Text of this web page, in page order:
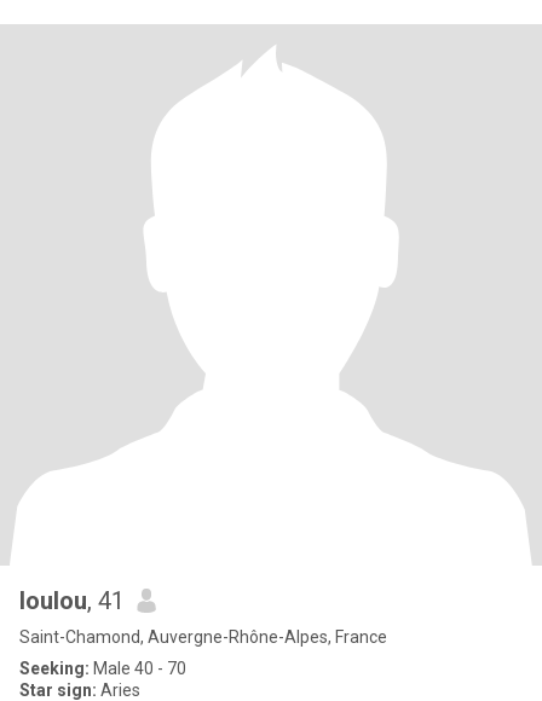
loulou, 41
Saint-Chamond, Auvergne-Rhône-Alpes, France
Seeking: Male 40 - 70
Star sign: Aries